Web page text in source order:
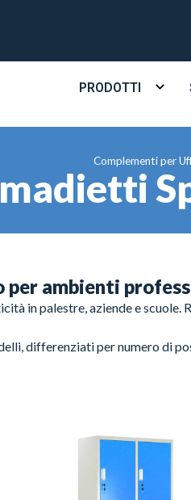
PRODOTTI
Complementi per
ambienti
in palestre, aziende e
differenziati per numero di